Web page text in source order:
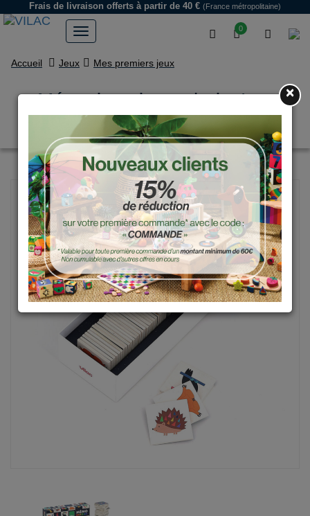
0
Frais de livraison offerts à partir de 40 € (France métropolitaine)
Accueil Jeux Mes premiers jeux
Mémo imagier en bois, Les
animaux - Andy Westface
×